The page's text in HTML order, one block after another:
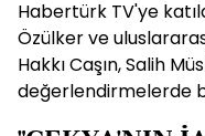
Habertürk TV'ye
Özülker ve
Hakkı Caşın, Salih
değerlendirmelerde